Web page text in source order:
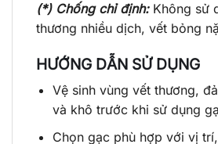
(*) Chống chỉ định: Không sử
thương nhiều dịch, vết bỏng
HƯỚNG DẪN SỬ DỤNG
Vệ sinh vùng vết thương,
và khô trước khi sử dụng
Chọn gạc phù hợp với vị